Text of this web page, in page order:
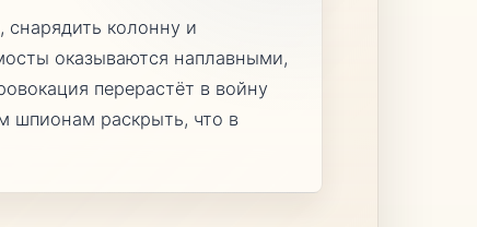
колонну и
оказываются наплавными,
перерастёт в войну
шпионам раскрыть, что в